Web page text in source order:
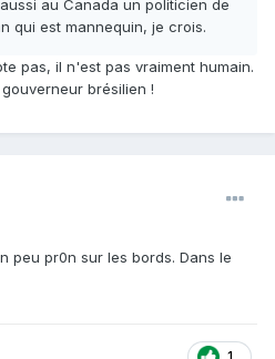
au Canada un politicien de
qui est mannequin, je crois.
pas, il n'est pas vraiment humain.
brésilien !
peu pr0n sur les bords. Dans le